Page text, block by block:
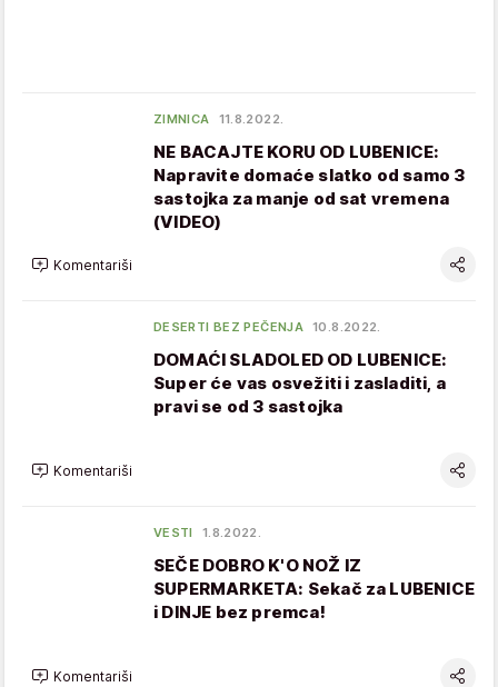
ZIMNICA 11.8.2022.
NE BACAJTE KORU OD LUBENICE:
Napravite domaće slatko od samo 3
sastojka za manje od sat vremena
(VIDEO)
Komentariši
DESERTI BEZ PEČENJA 10.8.2022.
DOMAĆI SLADOLED OD LUBENICE:
Super će vas osvežiti i zasladiti, a
pravi se od 3 sastojka
Komentariši
VESTI 1.8.2022.
SEČE DOBRO K'O NOŽ IZ
SUPERMARKETA: Sekač za LUBENICE
i DINJE bez premca!
Komentariši